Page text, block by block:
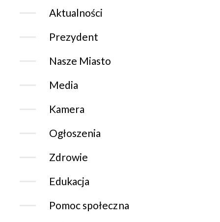
Aktualności
Prezydent
Nasze Miasto
Media
Kamera
Ogłoszenia
Zdrowie
Edukacja
Pomoc społeczna